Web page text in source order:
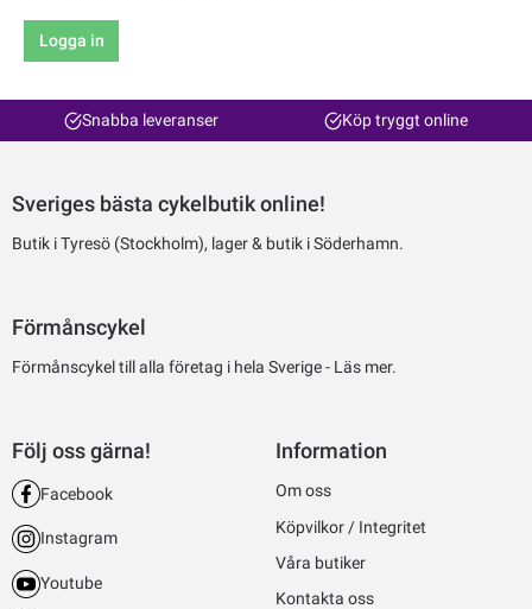
Logga in
Snabba leveranser Köp tryggt online
Sveriges bästa cykelbutik online!
Butik i Tyresö (Stockholm), lager & butik i Söderhamn.
Förmånscykel
Förmånscykel till alla företag i hela Sverige - Läs mer.
Följ oss gärna!
Facebook
Instagram
Youtube
Information
Om oss
Köpvilkor / Integritet
Våra butiker
Kontakta oss